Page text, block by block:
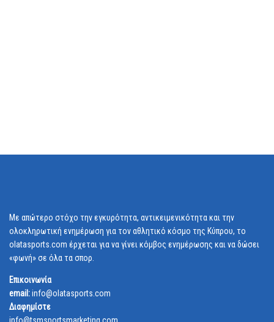
Με απώτερο στόχο την εγκυρότητα, αντικειμενικότητα και την
ολοκληρωτική ενημέρωση για τον αθλητικό κόσμο της Κύπρου, το
olatasports.com έρχεται για να γίνει κόμβος ενημέρωσης και να δώσει
«φωνή» σε όλα τα σπορ.
Επικοινωνία
email:info@olatasports.com
Διαφημίστε